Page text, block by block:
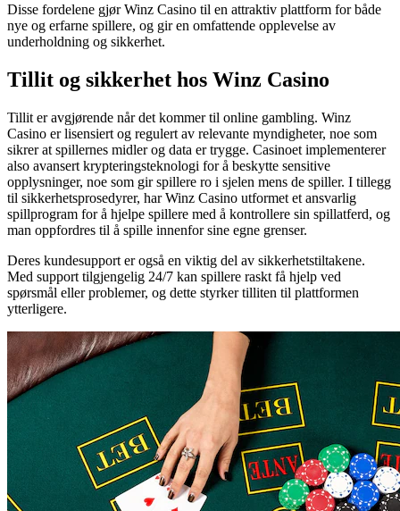
Disse fordelene gjør Winz Casino til en attraktiv plattform for både
nye og erfarne spillere, og gir en omfattende opplevelse av
underholdning og sikkerhet.
Tillit og sikkerhet hos Winz Casino
Tillit er avgjørende når det kommer til online gambling. Winz
Casino er lisensiert og regulert av relevante myndigheter, noe som
sikrer at spillernes midler og data er trygge. Casinoet implementerer
also avansert krypteringsteknologi for å beskytte sensitive
opplysninger, noe som gir spillere ro i sjelen mens de spiller. I tillegg
til sikkerhetsprosedyrer, har Winz Casino utformet et ansvarlig
spillprogram for å hjelpe spillere med å kontrollere sin spillatferd, og
man oppfordres til å spille innenfor sine egne grenser.
Deres kundesupport er også en viktig del av sikkerhetstiltakene.
Med support tilgjengelig 24/7 kan spillere raskt få hjelp ved
spørsmål eller problemer, og dette styrker tilliten til plattformen
ytterligere.